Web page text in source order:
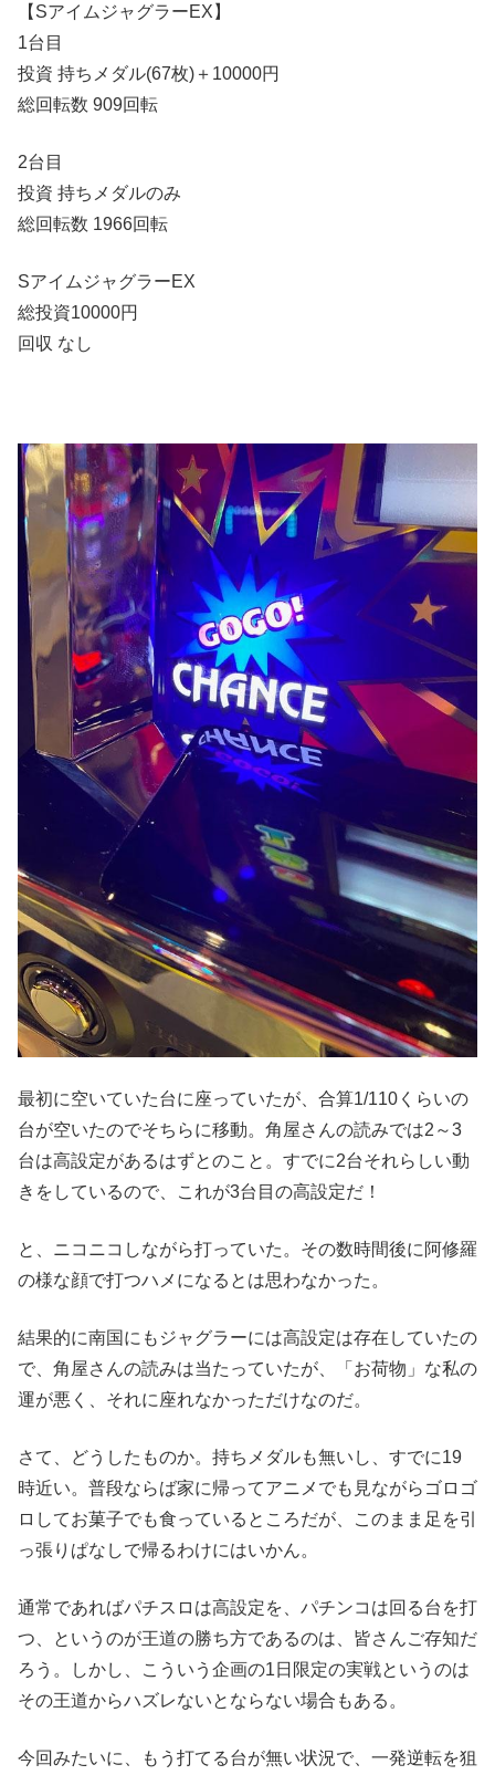
【SアイムジャグラーEX】
1台目
投資 持ちメダル(67枚)＋10000円
総回転数 909回転
2台目
投資 持ちメダルのみ
総回転数 1966回転
SアイムジャグラーEX
総投資10000円
回収 なし
最初に空いていた台に座っていたが、合算1/110くらいの
台が空いたのでそちらに移動。角屋さんの読みでは2～3
台は高設定があるはずとのこと。すでに2台それらしい動
きをしているので、これが3台目の高設定だ！
と、ニコニコしながら打っていた。その数時間後に阿修羅
の様な顔で打つハメになるとは思わなかった。
結果的に南国にもジャグラーには高設定は存在していたの
で、角屋さんの読みは当たっていたが、「お荷物」な私の
運が悪く、それに座れなかっただけなのだ。
さて、どうしたものか。持ちメダルも無いし、すでに19
時近い。普段ならば家に帰ってアニメでも見ながらゴロゴ
ロしてお菓子でも食っているところだが、このまま足を引
っ張りぱなしで帰るわけにはいかん。
通常であればパチスロは高設定を、パチンコは回る台を打
つ、というのが王道の勝ち方であるのは、皆さんご存知だ
ろう。しかし、こういう企画の1日限定の実戦というのは
その王道からハズレないとならない場合もある。
今回みたいに、もう打てる台が無い状況で、一発逆転を狙